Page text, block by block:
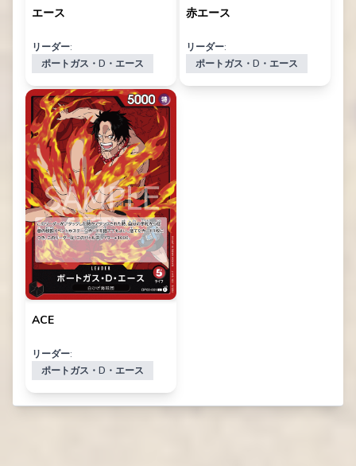
エース
リーダー:
ポートガス・D・エース
赤エース
リーダー:
ポートガス・D・エース
ACE
リーダー:
ポートガス・D・エース